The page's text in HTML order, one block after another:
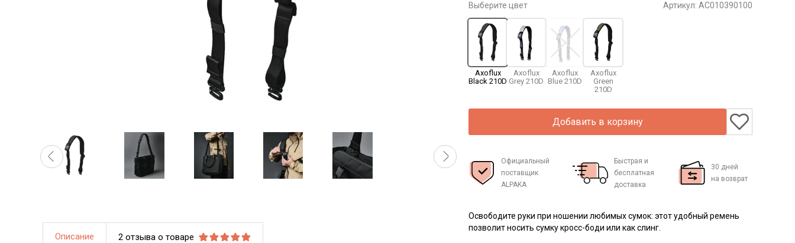
Выберите цвет Артикул: AC010390100
Axoflux
Black 210D
Axoflux
Grey 210D
Axoflux
Blue 210D
Axoflux
Green
210D
Добавить в корзину
Официальный
поставщик
ALPAKA
Быстрая и
бесплатная
доставка
30 дней
на возврат
Освободите руки при ношении любимых сумок: этот удобный ремень
позволит носить сумку кросс-боди или как слинг.
Описание 2 отзыва о товаре